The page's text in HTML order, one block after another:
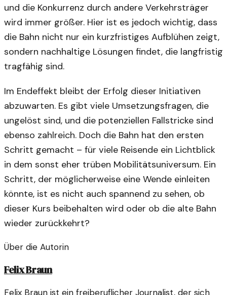
und die Konkurrenz durch andere Verkehrsträger
wird immer größer. Hier ist es jedoch wichtig, dass
die Bahn nicht nur ein kurzfristiges Aufblühen zeigt,
sondern nachhaltige Lösungen findet, die langfristig
tragfähig sind.
Im Endeffekt bleibt der Erfolg dieser Initiativen
abzuwarten. Es gibt viele Umsetzungsfragen, die
ungelöst sind, und die potenziellen Fallstricke sind
ebenso zahlreich. Doch die Bahn hat den ersten
Schritt gemacht – für viele Reisende ein Lichtblick
in dem sonst eher trüben Mobilitätsuniversum. Ein
Schritt, der möglicherweise eine Wende einleiten
könnte, ist es nicht auch spannend zu sehen, ob
dieser Kurs beibehalten wird oder ob die alte Bahn
wieder zurückkehrt?
Über die Autorin
Felix Braun
Felix Braun ist ein freiberuflicher Journalist, der sich